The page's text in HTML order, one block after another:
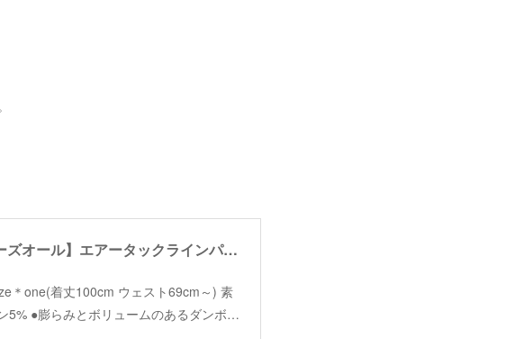
【RehersalL】air tuck line pants /【リハーズオール】エアータックラインパンツ
＊one(着丈100cm ウェスト69cm～) 素
5% ●膨らみとボリュームのあるダンボ…